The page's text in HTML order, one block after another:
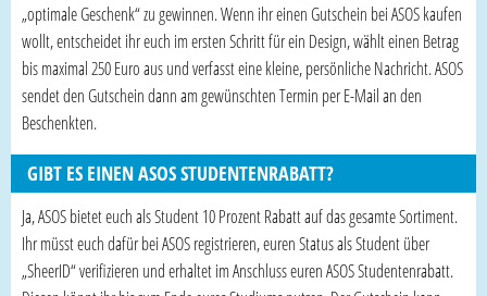
„optimale Geschenk“ zu gewinnen. Wenn ihr einen Gutschein bei ASOS kaufen
wollt, entscheidet ihr euch im ersten Schritt für ein Design, wählt einen Betrag
bis maximal 250 Euro aus und verfasst eine kleine, persönliche Nachricht. ASOS
sendet den Gutschein dann am gewünschten Termin per E-Mail an den
Beschenkten.
GIBT ES EINEN ASOS STUDENTENRABATT?
Ja, ASOS bietet euch als Student 10 Prozent Rabatt auf das gesamte Sortiment.
Ihr müsst euch dafür bei ASOS registrieren, euren Status als Student über
„SheerID“ verifizieren und erhaltet im Anschluss euren ASOS Studentenrabatt.